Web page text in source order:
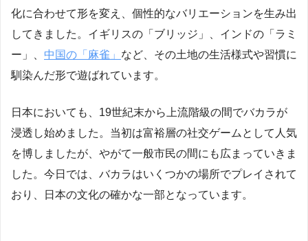
化に合わせて形を変え、個性的なバリエーションを生み出
してきました。イギリスの「ブリッジ」、インドの「ラミ
ー」、 中国の「麻雀」 など、その土地の生活様式や習慣に
馴染んだ形で遊ばれています。
日本においても、19世紀末から上流階級の間でバカラが
浸透し始めました。当初は富裕層の社交ゲームとして人気
を博しましたが、やがて一般市民の間にも広まっていきま
した。今日では、バカラはいくつかの場所でプレイされて
おり、日本の文化の確かな一部となっています。